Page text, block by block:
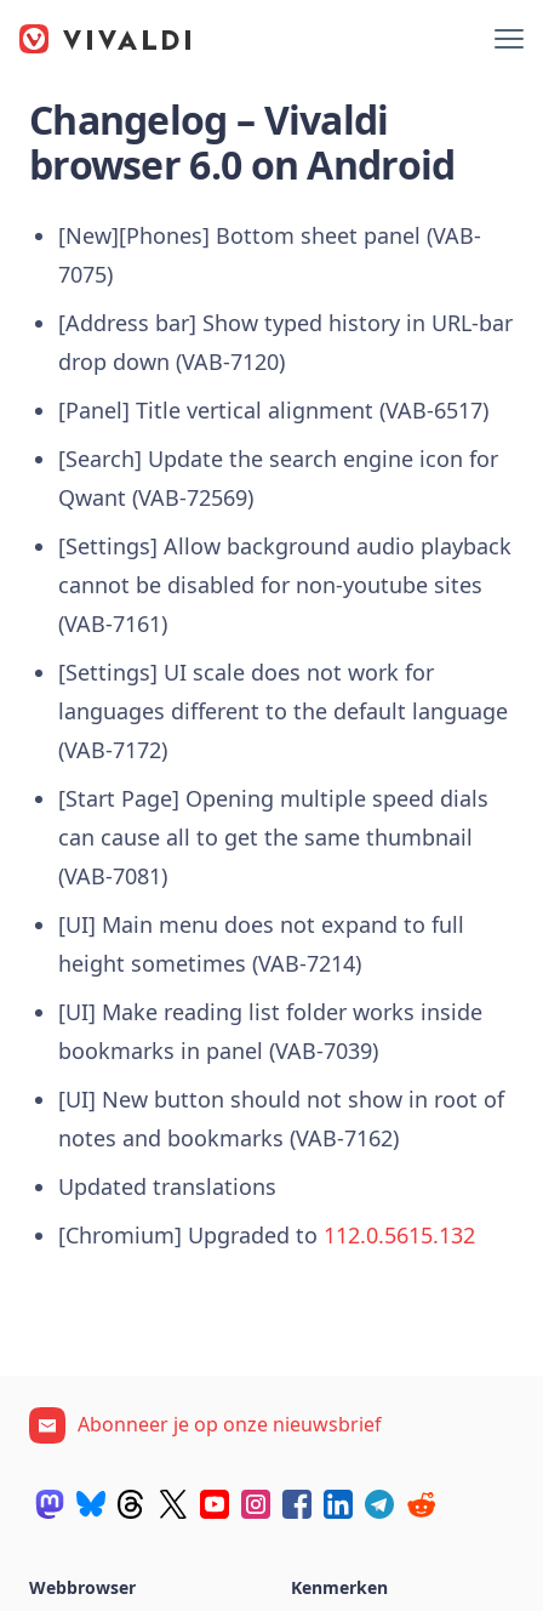
Changelog – Vivaldi
browser 6.0 on Android
[New][Phones] Bottom sheet panel (VAB-
7075)
[Address bar] Show typed history in URL-bar
drop down (VAB-7120)
[Panel] Title vertical alignment (VAB-6517)
[Search] Update the search engine icon for
Qwant (VAB-72569)
[Settings] Allow background audio playback
cannot be disabled for non-youtube sites
(VAB-7161)
[Settings] UI scale does not work for
languages different to the default language
(VAB-7172)
[Start Page] Opening multiple speed dials
can cause all to get the same thumbnail
(VAB-7081)
[UI] Main menu does not expand to full
height sometimes (VAB-7214)
[UI] Make reading list folder works inside
bookmarks in panel (VAB-7039)
[UI] New button should not show in root of
notes and bookmarks (VAB-7162)
Updated translations
[Chromium] Upgraded to 112.0.5615.132
Abonneer je op onze nieuwsbrief
Webbrowser
Kenmerken